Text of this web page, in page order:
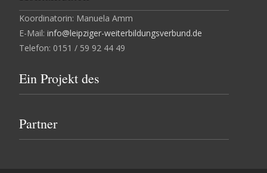
Koordinatorin: Manuela Amm
E-Mail: info@leipziger-weiterbildungsverbund.de
Telefon: 0151 / 59 92 44 49
Ein Projekt des
Partner